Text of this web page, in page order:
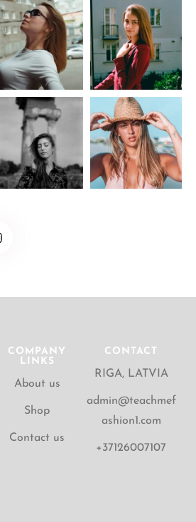
COMPANY
LINKS
About us
Shop
Contact us
CONTACT
RIGA, LATVIA
admin@teachmef
ashion1.com
+37126007107